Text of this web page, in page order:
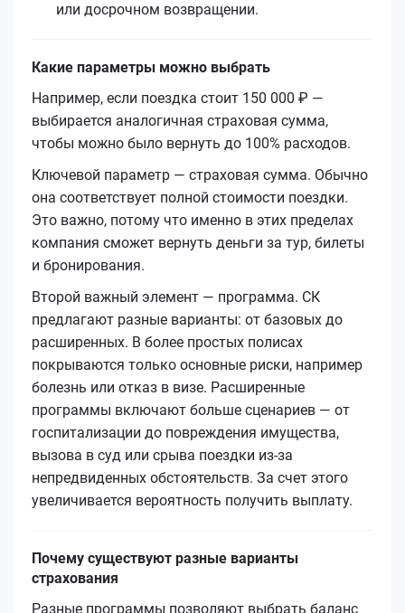
или досрочном возвращении.
Какие параметры можно выбрать
Например, если поездка стоит 150 000 ₽ —
выбирается аналогичная страховая сумма,
чтобы можно было вернуть до 100% расходов.
Ключевой параметр — страховая сумма. Обычно
она соответствует полной стоимости поездки.
Это важно, потому что именно в этих пределах
компания сможет вернуть деньги за тур, билеты
и бронирования.
Второй важный элемент — программа. СК
предлагают разные варианты: от базовых до
расширенных. В более простых полисах
покрываются только основные риски, например
болезнь или отказ в визе. Расширенные
программы включают больше сценариев — от
госпитализации до повреждения имущества,
вызова в суд или срыва поездки из-за
непредвиденных обстоятельств. За счет этого
увеличивается вероятность получить выплату.
Почему существуют разные варианты
страхования
Разные программы позволяют выбрать баланс